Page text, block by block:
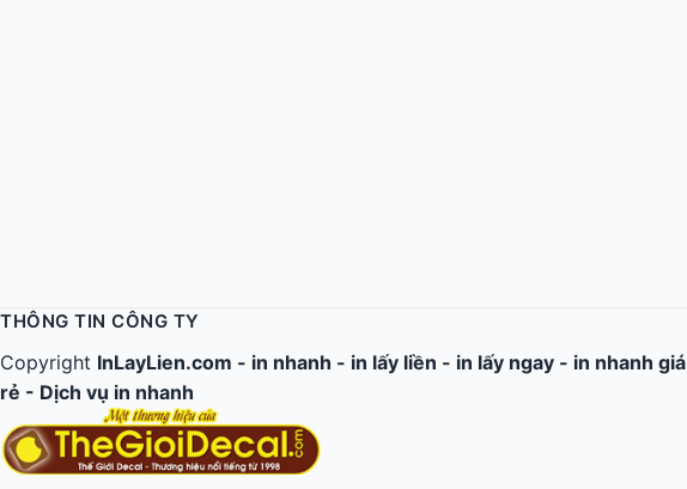
THÔNG TIN CÔNG TY
Copyright InLayLien.com - in nhanh - in lấy liền - in lấy ngay - in nhanh giá
rẻ - Dịch vụ in nhanh